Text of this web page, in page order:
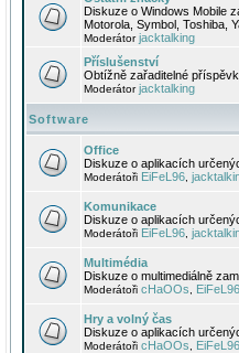
Diskuze o Windows Mobile
Motorola, Symbol, Toshiba,
Moderátorjacktalking
Příslušenství
Obtížně zařaditelné
Moderátorjacktalking
Software
Office
Diskuze o aplikacích
Moderátoři EiFeL96
Komunikace
Diskuze o aplikacích
Moderátoři EiFeL96
Multimédia
Diskuze o multimediálně
Moderátoři cHaOOs EiFeL96
Hry a volný čas
Diskuze o aplikacích
Moderátoři cHaOOs EiFeL96